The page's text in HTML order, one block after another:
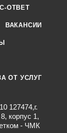
ОТВЕТ
ВАКАНСИИ
ОТ УСЛУГ
127474,г.
корпус 1,
- ЧМК